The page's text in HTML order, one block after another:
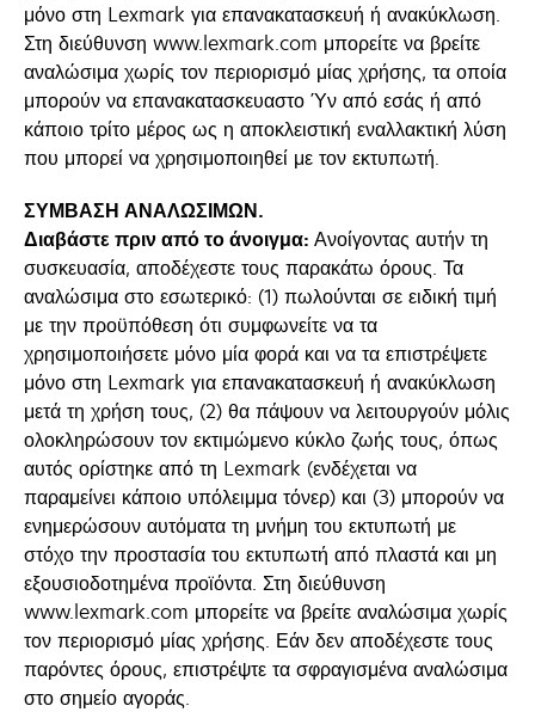
μόνο στη Lexmark για επανακατασκευή ή ανακύκλωση.
Στη διεύθυνση www.lexmark.com μπορείτε να βρείτε
αναλώσιμα χωρίς τον περιορισμό μίας χρήσης, τα οποία
μπορούν να επανακατασκευαστο Ύν από εσάς ή από
κάποιο τρίτο μέρος ως η αποκλειστική εναλλακτική λύση
που μπορεί να χρησιμοποιηθεί με τον εκτυπωτή.
ΣΥΜΒΑΣΗ ΑΝΑΛΩΣΙΜΩΝ.
Διαβάστε πριν από το άνοιγμα: Ανοίγοντας αυτήν τη
συσκευασία, αποδέχεστε τους παρακάτω όρους. Τα
αναλώσιμα στο εσωτερικό: (1) πωλούνται σε ειδική τιμή
με την προϋπόθεση ότι συμφωνείτε να τα
χρησιμοποιήσετε μόνο μία φορά και να τα επιστρέψετε
μόνο στη Lexmark για επανακατασκευή ή ανακύκλωση
μετά τη χρήση τους, (2) θα πάψουν να λειτουργούν μόλις
ολοκληρώσουν τον εκτιμώμενο κύκλο ζωής τους, όπως
αυτός ορίστηκε από τη Lexmark (ενδέχεται να
παραμείνει κάποιο υπόλειμμα τόνερ) και (3) μπορούν να
ενημερώσουν αυτόματα τη μνήμη του εκτυπωτή με
στόχο την προστασία του εκτυπωτή από πλαστά και μη
εξουσιοδοτημένα προϊόντα. Στη διεύθυνση
www.lexmark.com μπορείτε να βρείτε αναλώσιμα χωρίς
τον περιορισμό μίας χρήσης. Εάν δεν αποδέχεστε τους
παρόντες όρους, επιστρέψτε τα σφραγισμένα αναλώσιμα
στο σημείο αγοράς.